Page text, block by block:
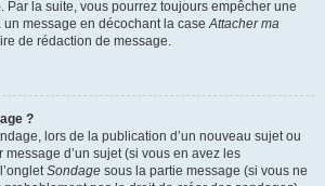
Par la suite, vous pourrez toujours empêcher une
un message en décochant la caseAttacher ma
de rédaction de message.
?
lors de la publication d’un nouveau sujet ou
message d’un sujet (si vous en avez les
Sondage sous la partie message (si vous ne